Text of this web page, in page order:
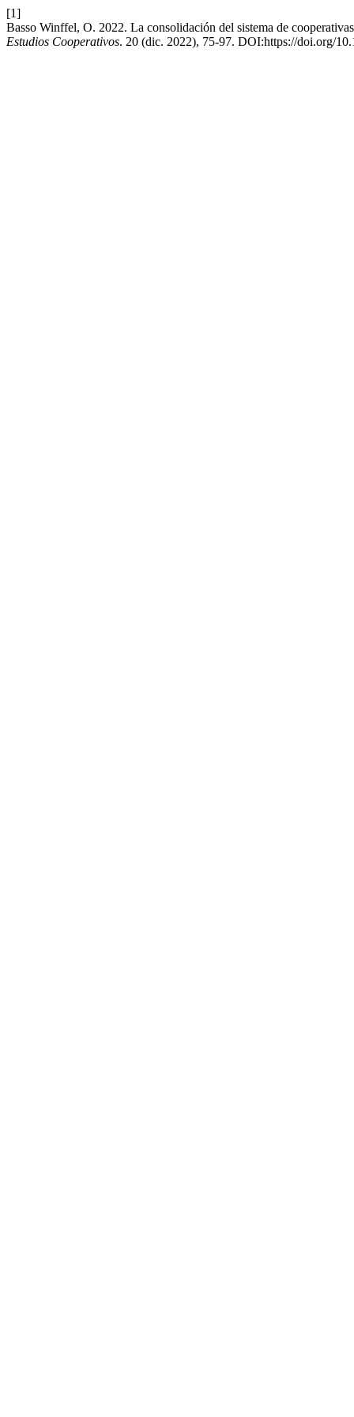
[1]
Basso Winffel, O. 2022. La consolidación del sistema de
Estudios Cooperativos. 20 (dic. 2022), 75-97. DOI:https://doi.org/